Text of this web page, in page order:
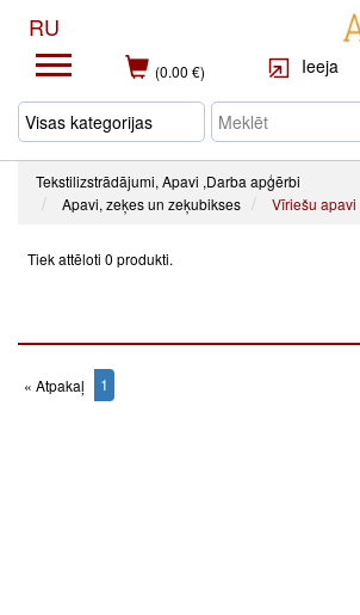
RU
(0.00 €) Ieeja
Tekstilizstrādājumi, Apavi ,Darba apģērbi
Apavi, zeķes un zeķubikses
Vīriešu apavi
Tiek attēloti 0 produkti.
« Atpakaļ 1